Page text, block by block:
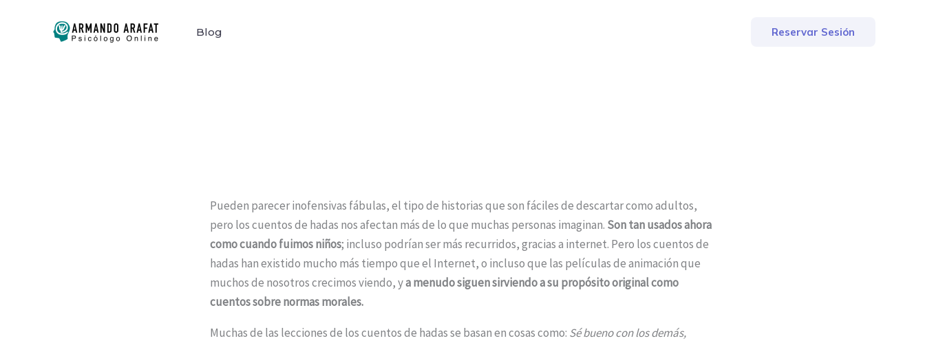
Blog Reservar Sesión
Pueden parecer inofensivas fábulas, el tipo de historias que son fáciles de descartar como adultos,
pero los cuentos de hadas nos afectan más de lo que muchas personas imaginan. Son tan usados ahora
como cuando fuimos niños; incluso podrían ser más recurridos, gracias a internet. Pero los cuentos de
hadas han existido mucho más tiempo que el Internet, o incluso que las películas de animación que
muchos de nosotros crecimos viendo, ya menudo siguen sirviendo a su propósito original como
cuentos sobre normas morales.
Muchas de las lecciones de los cuentos de hadas se basan en cosas como: Sé bueno con los demás,